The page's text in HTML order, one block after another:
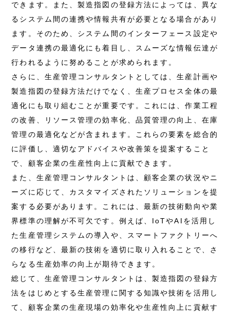
できます。また、製造指図の登録方法によっては、異な
るシステム間の連携や情報共有が必要となる場合があり
ます。そのため、システム間のインターフェース設定や
データ連携の最適化にも着目し、スムーズな情報伝達が
行われるように努めることが求められます。
さらに、生産管理コンサルタントとしては、生産計画や
製造指図の登録方法だけでなく、生産プロセス全体の最
適化にも取り組むことが重要です。これには、作業工程
の改善、リソース管理の効率化、品質管理の向上、在庫
管理の最適化などが含まれます。これらの要素を総合的
に評価し、適切なアドバイスや改善策を提案すること
で、顧客企業の生産性向上に貢献できます。
また、生産管理コンサルタントは、顧客企業の状況やニ
ーズに応じて、カスタマイズされたソリューションを提
案する必要があります。これには、最新の技術動向や業
界標準の理解が不可欠です。例えば、IoTやAIを活用し
た生産管理システムの導入や、スマートファクトリーへ
の移行など、最新の技術を適切に取り入れることで、さ
らなる生産効率の向上が期待できます。
総じて、生産管理コンサルタントは、製造指図の登録方
法をはじめとする生産管理に関する知識や技術を活用し
て、顧客企業の生産現場の効率化や生産性向上に貢献す